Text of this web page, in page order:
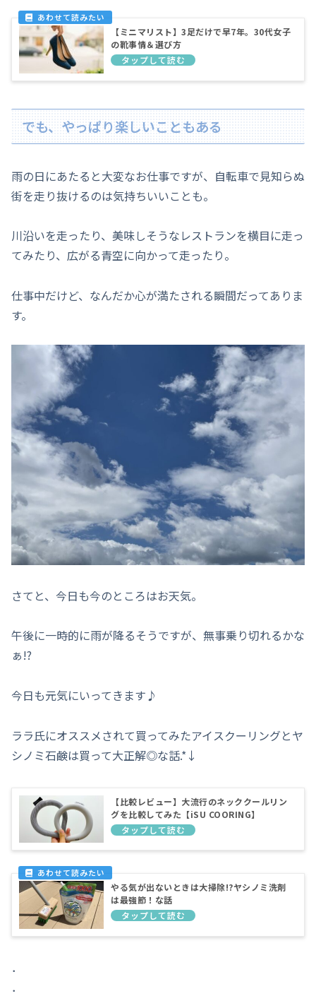
【ミニマリスト】3足だけで早7年。30代女子
の靴事情＆選び方
でも、やっぱり楽しいこともある
雨の日にあたると大変なお仕事ですが、自転車で見知らぬ
街を走り抜けるのは気持ちいいことも。
川沿いを走ったり、美味しそうなレストランを横目に走っ
てみたり、広がる青空に向かって走ったり。
仕事中だけど、なんだか心が満たされる瞬間だってありま
す。
さてと、今日も今のところはお天気。
午後に一時的に雨が降るそうですが、無事乗り切れるかな
ぁ!?
今日も元気にいってきます♪
ララ氏にオススメされて買ってみたアイスクーリングとヤ
シノミ石鹸は買って大正解◎な話.*↓
【比較レビュー】大流行のネッククールリン
グを比較してみた【iSU COORING】
やる気が出ないときは大掃除!?ヤシノミ洗剤
は最強節！な話
．
．